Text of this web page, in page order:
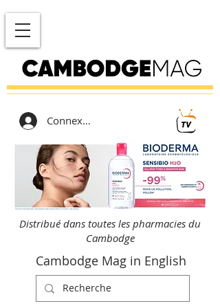
Connexion
Distribué dans toutes les pharmacies du
Cambodge
Cambodge Mag in English